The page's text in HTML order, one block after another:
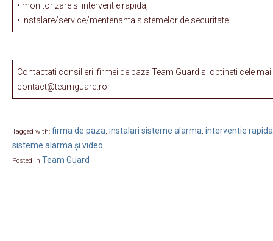
• monitorizare si interventie rapida,
• instalare/service/mentenanta sistemelor de securitate.
Contactati consilierii firmei de paza Team Guard si obtineti cele
contact@teamguard.ro
Tagged with: firma de paza, instalari sisteme alarma, interventie rapida
sisteme alarma și video
Posted in Team Guard